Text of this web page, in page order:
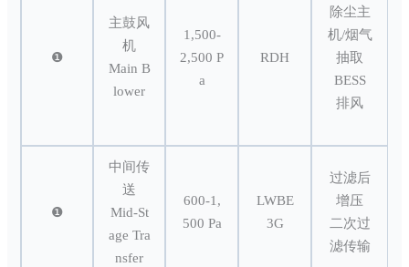
❶
主鼓风
机
Main B
lower
1,500-
2,500 P
a
RDH
除尘主
机/烟气
抽取
BESS
排风
❶
中间传
送
Mid-St
age Tra
nsfer
600-1,
500 Pa
LWBE
3G
过滤后
增压
二次过
滤传输